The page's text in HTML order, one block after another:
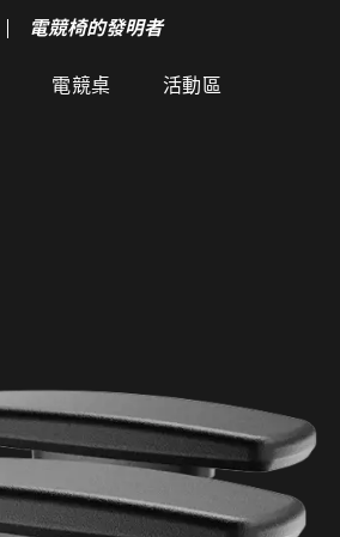
電競椅的發明者
電競桌 活動區